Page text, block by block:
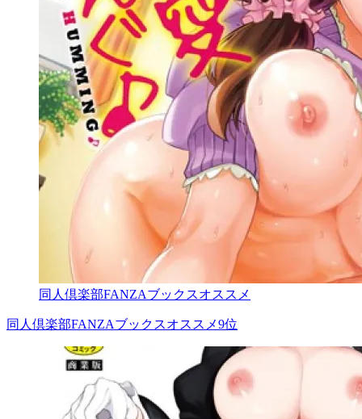
同人倶楽部FANZAブックスオススメ
同人倶楽部FANZAブックスオススメ9位